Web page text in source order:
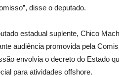
disse o deputado.
estadual suplente, Chico
audiência promovida pela
envolvia o decreto do Estado
para atividades offshore.